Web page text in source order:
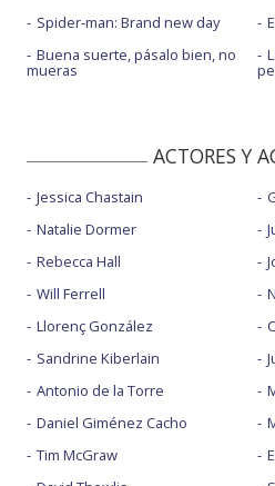
Spider-man: Brand new day
Buena suerte, pásalo bien, no
mueras
ACTORES Y
Jessica Chastain
Natalie Dormer
Rebecca Hall
Will Ferrell
Llorenç González
Sandrine Kiberlain
Antonio de la Torre
Daniel Giménez Cacho
Tim McGraw